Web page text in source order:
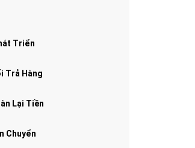
Triển
Trả Hàng
Lại Tiền
Chuyển